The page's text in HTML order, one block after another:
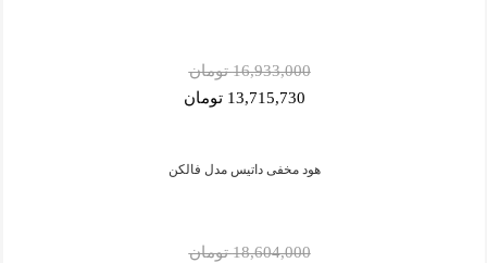
16,933,000 تومان
13,715,730 تومان
هود مخفی داتیس مدل فالکن
18,604,000 تومان